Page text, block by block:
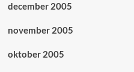
december 2005
november 2005
oktober 2005